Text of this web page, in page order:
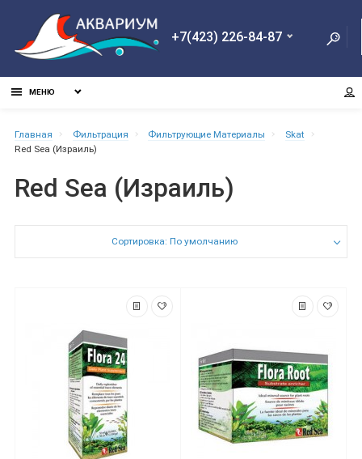
+7(423) 226-84-87
МЕНЮ
Главная Фильтрация Фильтрующие Материалы
Skat
Red Sea (Израиль)
Red Sea (Израиль)
Сортировка: По умолчанию